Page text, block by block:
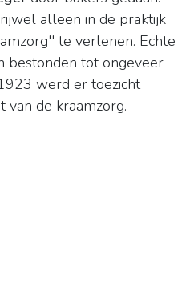
alleen in de praktijk
te verlenen. Echte
bestonden tot ongeveer
werd er toezicht
van de kraamzorg.